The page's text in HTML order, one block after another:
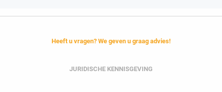
Heeft u vragen? We geven u graag advies!
JURIDISCHE KENNISGEVING